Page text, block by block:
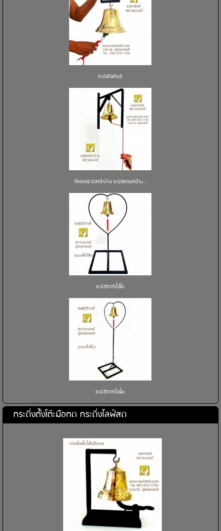
ระฆังถือเดินตี
ที่แขวนระฆังหน้าบ้าน ระฆังแขวนหน้าบ...
ระฆังวิวาห์ตั้งโต๊ะ
ระฆังวิวาห์ตั้งพื้น
กระดิ่งตั้งโต๊ะมือกด กระดิ่งไลฟ์สด